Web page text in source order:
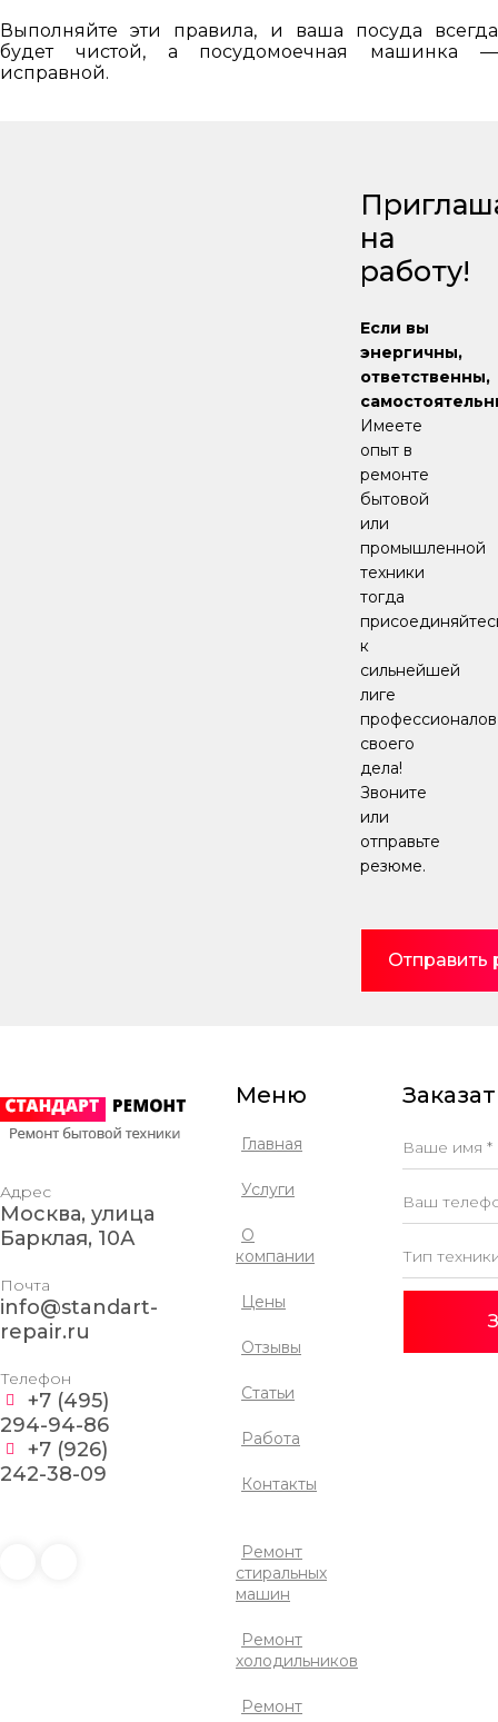
Выполняйте эти правила, и ваша посуда всегда
будет чистой, а посудомоечная машинка —
исправной.
на
работу!
Если вы
энергичны,
ответственны,
Имеете
опыт в
ремонте
бытовой
или
промышленной
техники
тогда
к
сильнейшей
лиге
профессионалов
своего
дела!
Звоните
или
отправьте
резюме.
Отправить
Адрес
Москва, улица
Барклая, 10А
Почта
info@standart-
repair.ru
Телефон
+7 (495)
294-94-86
+7 (926)
242-38-09
Меню
Главная
Услуги
О
компании
Цены
Отзывы
Статьи
Работа
Контакты
Ремонт
стиральных
машин
Ремонт
холодильников
Ремонт